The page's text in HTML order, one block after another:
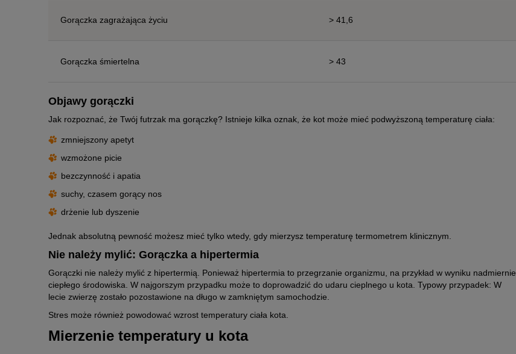
Gorączka zagrażająca życiu > 41,6
Gorączka śmiertelna > 43
Objawy gorączki
Jak rozpoznać, że Twój futrzak ma gorączkę? Istnieje kilka oznak, że kot może mieć podwyższoną temperaturę ciała:
zmniejszony apetyt
wzmożone picie
bezczynność i apatia
suchy, czasem gorący nos
drżenie lub dyszenie
Jednak absolutną pewność możesz mieć tylko wtedy, gdy mierzysz temperaturę termometrem klinicznym.
Nie należy mylić: Gorączka a hipertermia
Gorączki nie należy mylić z hipertermią. Ponieważ hipertermia to przegrzanie organizmu, na przykład w wyniku nadmiernie
ciepłego środowiska. W najgorszym przypadku może to doprowadzić do udaru cieplnego u kota. Typowy przypadek: W
lecie zwierzę zostało pozostawione na długo w zamkniętym samochodzie.
Stres może również powodować wzrost temperatury ciała kota.
Mierzenie temperatury u kota